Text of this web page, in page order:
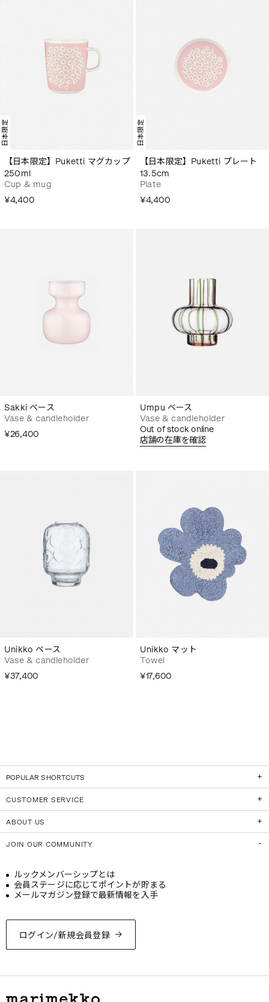
日本限定
【日本限定】Puketti マグカップ
250ml
Cup & mug
¥4,400
日本限定
【日本限定】Puketti プレート
13.5cm
Plate
¥4,400
Sakki ベース
Vase & candleholder
¥26,400
Umpu ベース
Vase & candleholder
Out of stock online
店舗の在庫を確認
Unikko ベース
Vase & candleholder
¥37,400
Unikko マット
Towel
¥17,600
POPULAR SHORTCUTS
CUSTOMER SERVICE
ABOUT US
JOIN OUR COMMUNITY
ログイン/新規会員登録
ルックメンバーシップとは
会員ステージに応じてポイントが貯まる
メールマガジン登録で最新情報を入手